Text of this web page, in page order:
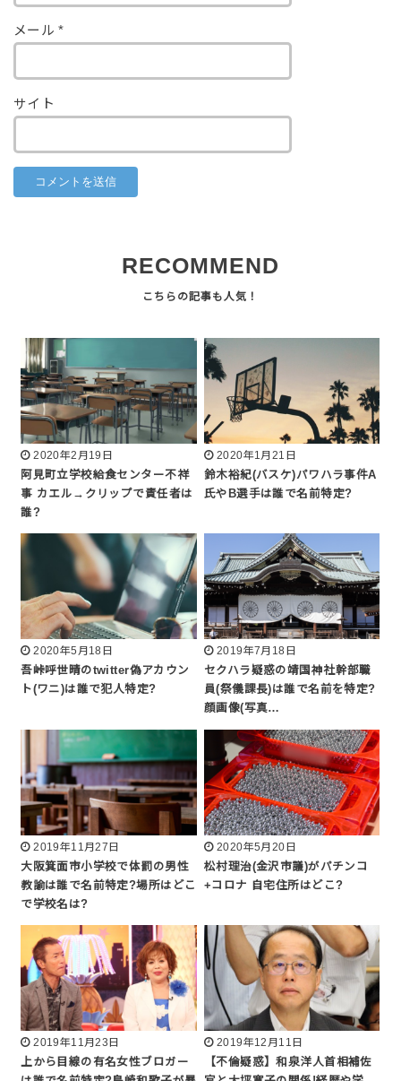
メール*
サイト
RECOMMEND
2020年2月19日
阿見町立学校給食センター不祥
事 カエル→クリップで責任者は
誰?
2020年1月21日
鈴木裕紀(バスケ)パワハラ事件A
氏やB選手は誰で名前特定?
2020年5月18日
吾峠呼世晴のtwitter偽アカウン
ト(ワニ)は誰で犯人特定?
2019年7月18日
セクハラ疑惑の靖国神社幹部職
員(祭儀課長)は誰で名前を特定?
顔画像(写真…
2019年11月27日
大阪箕面市小学校で体罰の男性
教諭は誰で名前特定?場所はどこ
で学校名は?
2020年5月20日
松村理治(金沢市議)がパチンコ
+コロナ 自宅住所はどこ?
2019年11月23日
上から目線の有名女性ブロガー
2019年12月11日
【不倫疑惑】和泉洋人首相補佐